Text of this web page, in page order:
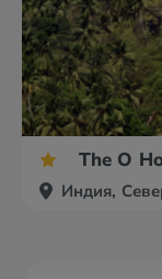
The O
Индия,